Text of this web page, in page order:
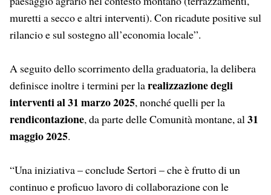
muretti a secco e altri interventi). Con ricadute positive sul
rilancio e sul sostegno all’economia locale”.
A seguito dello scorrimento della graduatoria, la delibera
definisce inoltre i termini per larealizzazione degli
interventi al 31 marzo 2025, nonché quelli per la
rendicontazione, da parte delle Comunità montane, al 31
maggio 2025.
“Una iniziativa – conclude Sertori – che è frutto di un
continuo e proficuo lavoro di collaborazione con le